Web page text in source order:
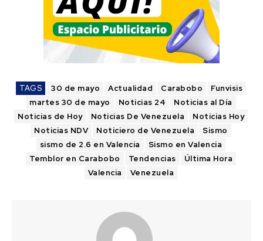
TAGS 30 de mayo Actualidad Carabobo
Funvisis
martes 30 de mayo
Noticias 24
Noticias al Día
Noticias de Hoy
Noticias De Venezuela
Noticias Hoy
Noticias NDV
Noticiero de Venezuela
Sismo
sismo de 2.6 en Valencia
Sismo en Valencia
Temblor en Carabobo
Tendencias
Última Hora
Valencia
Venezuela